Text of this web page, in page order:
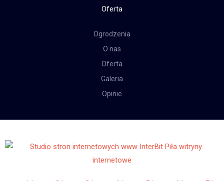
Oferta
Ogrodzenia
O nas
Oferta
Galeria
Opinie